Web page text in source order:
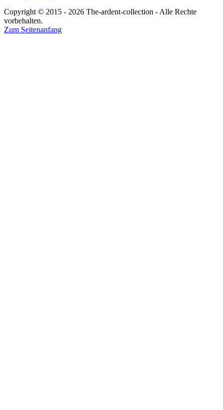
Copyright © 2015 - 2026 The-ardent-collection - Alle Rechte
vorbehalten.
Zum Seitenanfang